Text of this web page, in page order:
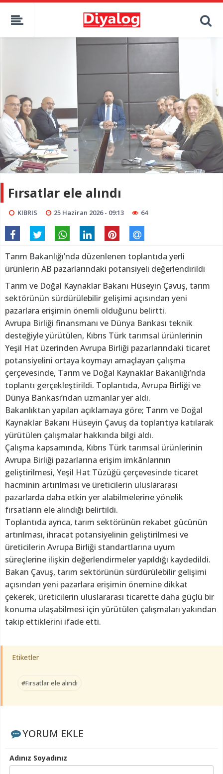
Fırsatlar ele alındı
KIBRIS 25 Haziran 2026 - 09:13 64
Tarım Bakanlığı’nda düzenlenen toplantıda yerli
ürünlerin AB pazarlarındaki potansiyeli değerlendirildi
Tarım ve Doğal Kaynaklar Bakanı Hüseyin Çavuş, tarım
sektörünün sürdürülebilir gelişimi açısından yeni
pazarlara erişimin önemli olduğunu belirtti.
Avrupa Birliği finansmanı ve Dünya Bankası teknik
desteğiyle yürütülen, Kıbrıs Türk tarımsal ürünlerinin
Yeşil Hat üzerinden Avrupa Birliği pazarlarındaki ticaret
potansiyelini ortaya koymayı amaçlayan çalışma
çerçevesinde, Tarım ve Doğal Kaynaklar Bakanlığı’nda
toplantı gerçekleştirildi. Toplantıda, Avrupa Birliği ve
Dünya Bankası’ndan uzmanlar yer aldı.
Bakanlıktan yapılan açıklamaya göre; Tarım ve Doğal
Kaynaklar Bakanı Hüseyin Çavuş da toplantıya katılarak
yürütülen çalışmalar hakkında bilgi aldı.
Çalışma kapsamında, Kıbrıs Türk tarımsal ürünlerinin
Avrupa Birliği pazarlarına erişim imkânlarının
geliştirilmesi, Yeşil Hat Tüzüğü çerçevesinde ticaret
hacminin artırılması ve üreticilerin uluslararası
pazarlarda daha etkin yer alabilmelerine yönelik
fırsatların ele alındığı belirtildi.
Toplantıda ayrıca, tarım sektörünün rekabet gücünün
artırılması, ihracat potansiyelinin geliştirilmesi ve
üreticilerin Avrupa Birliği standartlarına uyum
süreçlerine ilişkin değerlendirmeler yapıldığı kaydedildi.
Bakan Çavuş, tarım sektörünün sürdürülebilir gelişimi
açısından yeni pazarlara erişimin önemine dikkat
çekerek, üreticilerin uluslararası ticarette daha güçlü bir
konuma ulaşabilmesi için yürütülen çalışmaları yakından
takip ettiklerini ifade etti.
Etiketler
#Fırsatlar ele alındı
YORUM EKLE
Adınız Soyadınız